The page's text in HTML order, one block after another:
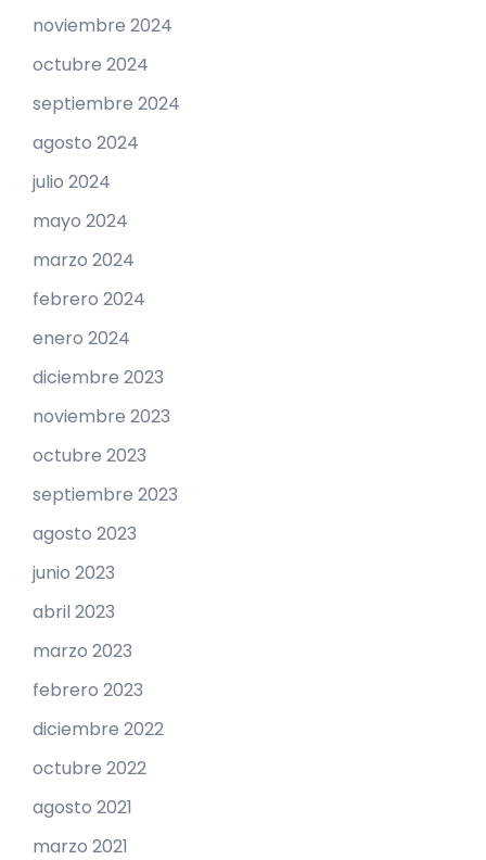
noviembre 2024
octubre 2024
septiembre 2024
agosto 2024
julio 2024
mayo 2024
marzo 2024
febrero 2024
enero 2024
diciembre 2023
noviembre 2023
octubre 2023
septiembre 2023
agosto 2023
junio 2023
abril 2023
marzo 2023
febrero 2023
diciembre 2022
octubre 2022
agosto 2021
marzo 2021